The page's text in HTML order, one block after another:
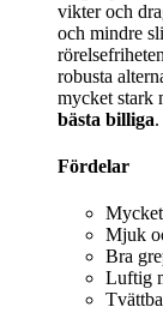
vikter och
och mindre
robusta
mycket stark
bästa billiga.
Fördelar
Mjuk
Bra
Luftig